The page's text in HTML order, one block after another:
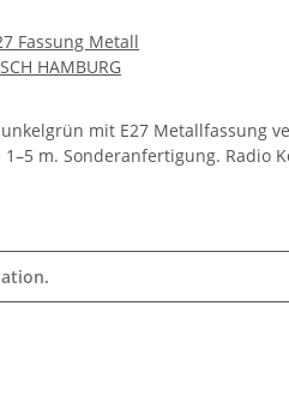
Fassung Metall
HAMBURG
mit E27 Metallfassung
m. Sonderanfertigung. Radio